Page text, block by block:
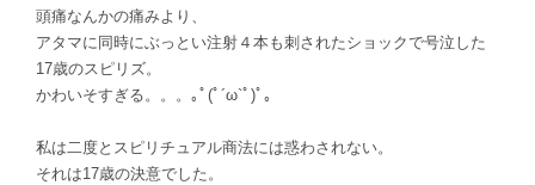
頭痛なんかの痛みより、
アタマに同時にぶっとい注射４本も刺されたショックで号泣した
17歳のスピリズ。
かわいそすぎる。。。｡ﾟ(ﾟ´ω`ﾟ)ﾟ｡
私は二度とスピリチュアル商法には惑わされない。
それは17歳の決意でした。